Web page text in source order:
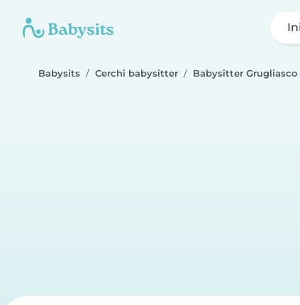
Babysits Cerchi babysitter Babysitter Grugliasco